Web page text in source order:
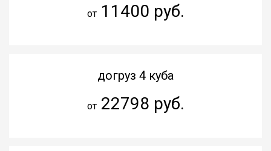
от11400 руб.
догруз 4 куба
от22798 руб.